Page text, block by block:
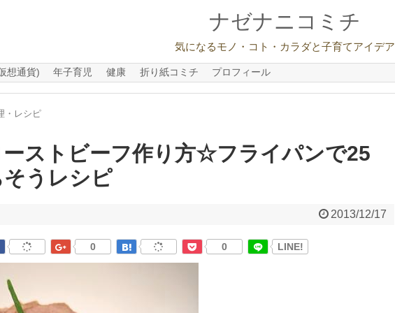
ナゼナニコミチ
気になるモノ・コト・カラダと子育てアイデア
想通貨) 年子育児 健康 折り紙コミチ プロフィール
・レシピ
ーストビーフ作り方☆フライパンで25
そうレシピ
2013/12/17
0 0 LINE!